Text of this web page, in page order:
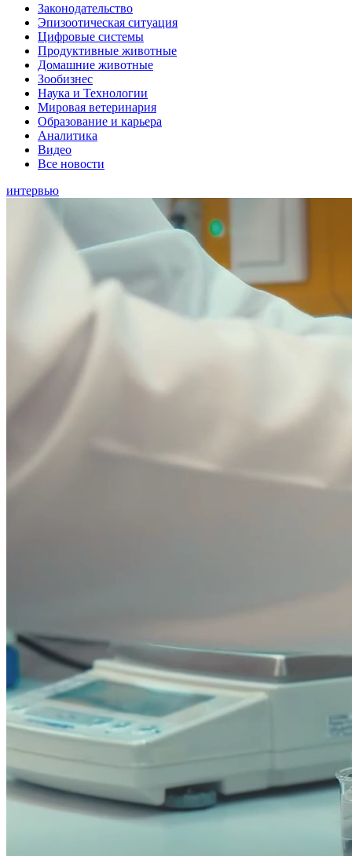
Законодательство
Эпизоотическая ситуация
Цифровые системы
Продуктивные животные
Домашние животные
Зообизнес
Наука и Технологии
Мировая ветеринария
Образование и карьера
Аналитика
Видео
Все новости
интервью